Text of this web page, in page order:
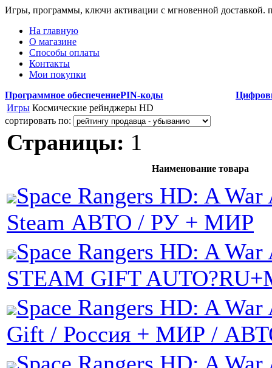
Игры, программы, ключи активации с мгновенной доставкой.
На главную
О магазине
Способы оплаты
Контакты
Мои покупки
Программное обеспечениеPIN-коды
Игры Космические рейнджеры HD
сортировать по:
Страницы: 1
Наименование товара
Space Rangers HD: A
Steam АВТО / РУ + МИР
Space Rangers HD: A War
STEAM GIFT
Space Rangers HD: A War
Gift / Россия + МИР /